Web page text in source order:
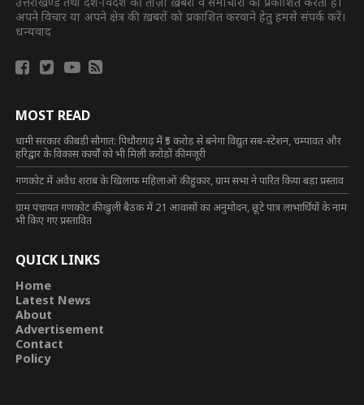
अपने विचार या अपने क्षेत्र की ख़बरों को प्रकाशित करवाने हेतु हमसे संपर्क करें।
धन्यवाद
MOST READ
धामी सरकार की बड़ी सौगात: पिथौरागढ़ में ₹5 करोड़ से बनेगा विद्युत सब-स्टेशन, चम्पावत और
हरिद्वार के विकास कार्यों को भी मिली करोड़ों की मंजूरी
गणकोट में अवैध शराब के खिलाफ महिलाओं की हुंकार, ग्राम सभा ने पारित किया बड़ा प्रस्ताव
ग्राम पंचायत गणकोट की खुली बैठक में 21 आवासों का अनुमोदन, छूटे पात्र लाभार्थियों के नाम
भी किए गए प्रस्तावित
QUICK LINKS
Home
Latest News
About
Advertisement
Contact
Policy